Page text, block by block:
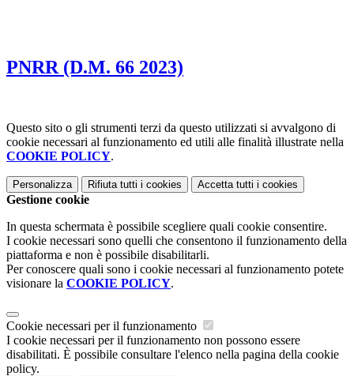
PNRR (D.M. 66 2023)
Questo sito o gli strumenti terzi da questo utilizzati si avvalgono di
cookie necessari al funzionamento ed utili alle finalità illustrate nella
COOKIE POLICY.
Personalizza Rifiuta tutti i cookies Accetta tutti i cookies
Gestione cookie
In questa schermata è possibile scegliere quali cookie consentire.
I cookie necessari sono quelli che consentono il funzionamento della
piattaforma e non è possibile disabilitarli.
Per conoscere quali sono i cookie necessari al funzionamento potete
visionare la COOKIE POLICY.
Cookie necessari per il funzionamento
I cookie necessari per il funzionamento non possono essere
disabilitati. È possibile consultare l'elenco nella pagina della cookie
policy.